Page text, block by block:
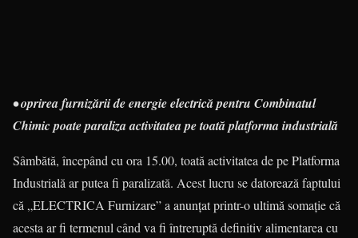
• oprirea furnizării de energie electrică pentru Combinatul
Chimic poate paraliza activitatea pe toată platforma industrială
Sâmbătă, începând cu ora 15.00, toată activitatea de pe Platforma
Industrială ar putea fi paralizată. Acest lucru se datorează faptului
că „ELECTRICA Furnizare” a anunţat printr-o ultimă somaţie că
acesta ar fi termenul când va fi întreruptă definitiv alimentarea cu